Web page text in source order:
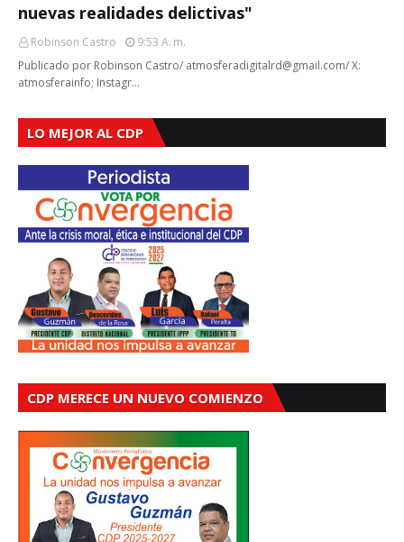
nuevas realidades delictivas"
Robinson Castro
9:53 A. M.
Publicado por Robinson Castro/ atmosferadigitalrd@gmail.com/ X:
atmosferainfo; Instagr…
LO MEJOR AL CDP
CDP MERECE UN NUEVO COMIENZO